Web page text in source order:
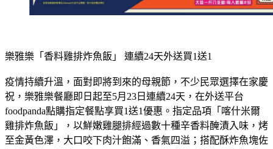
樂雅樂「香料雞排炸魚飯」 連續24天外送買1送1
疫情持續升溫，面對即將到來的母親節，不少民眾選擇在家慶
祝，樂雅樂餐廳即日起至5月23日連續24天，在外送平台
foodpanda點購指定餐點享買1送1優惠。指定品項「喀什米爾
雞排炸魚飯」，以鮮嫩雞腿排經過數十種辛香料醃漬入味，烤
至金黃色澤，大口咬下肉汁飽滿、香氣四溢；搭配酥炸魚塊佐